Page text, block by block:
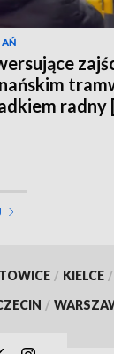
radny
/ KIELCE /
/